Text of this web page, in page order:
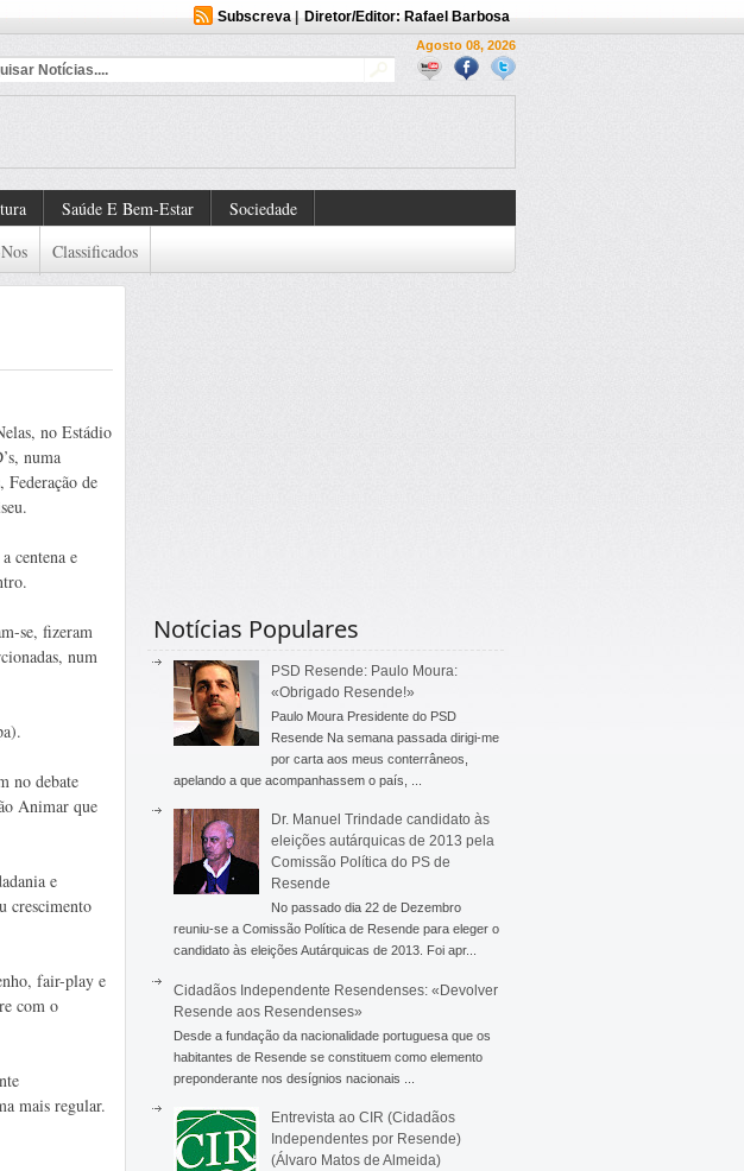
Subscreva| Diretor/Editor: Rafael Barbosa
Agosto 08, 2026
Saúde E Bem-Estar
Sociedade
Classificados
no Estádio
numa
de
centena e
se, fizeram
num
no debate
Animar que
e
crescimento
fair-play e
com o
mais regular.
Notícias Populares
PSD Resende: Paulo Moura:
«Obrigado Resende!»
Paulo Moura Presidente do PSD
Resende Na semana passada dirigi-me
por carta aos meus conterrâneos,
apelando a que acompanhassem o país, ...
Dr. Manuel Trindade candidato às
eleições autárquicas de 2013 pela
Comissão Política do PS de
Resende
No passado dia 22 de Dezembro
reuniu-se a Comissão Política de Resende para eleger o
candidato às eleições Autárquicas de 2013. Foi apr...
Cidadãos Independente Resendenses: «Devolver
Resende aos Resendenses»
Desde a fundação da nacionalidade portuguesa que os
habitantes de Resende se constituem como elemento
preponderante nos desígnios nacionais ...
Entrevista ao CIR (Cidadãos
Independentes por Resende)
(Álvaro Matos de Almeida)